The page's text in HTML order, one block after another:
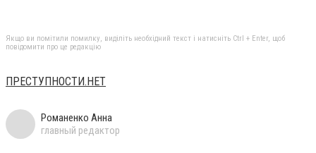
Якщо ви помітили помилку, виділіть необхідний текст і натисніть Ctrl + Enter, щоб
повідомити про це редакцію
ПРЕСТУПНОСТИ.НЕТ
Романенко Анна
главный редактор